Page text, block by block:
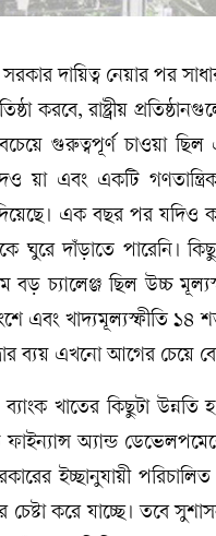
দায়িত্ব নেয়ার পর
করবে, রাষ্ট্রীয়
গুরুত্বপূর্ণ চাওয়া
য়া এবং একটি
দিয়েছে। এক বছর পর
ঘুরে দাঁড়াতে পারেনি।
বড় চ্যালেঞ্জ ছিল উচ্চ
এবং খাদ্যমূল্যস্ফীতি ১৪
ব্যয় এখনো আগের চেয়ে
ব্যাংক খাতের কিছুটা
অ্যান্ড
ইচ্ছানুযায়ী
করে যাচ্ছে। তবে